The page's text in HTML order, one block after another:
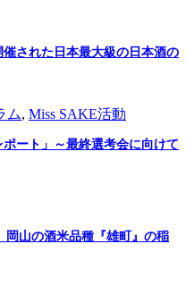
された日本最大級の日本酒の
ム, Miss SAKE活動
ポート」～最終選考会に向けて
山の酒米品種『雄町』の稲